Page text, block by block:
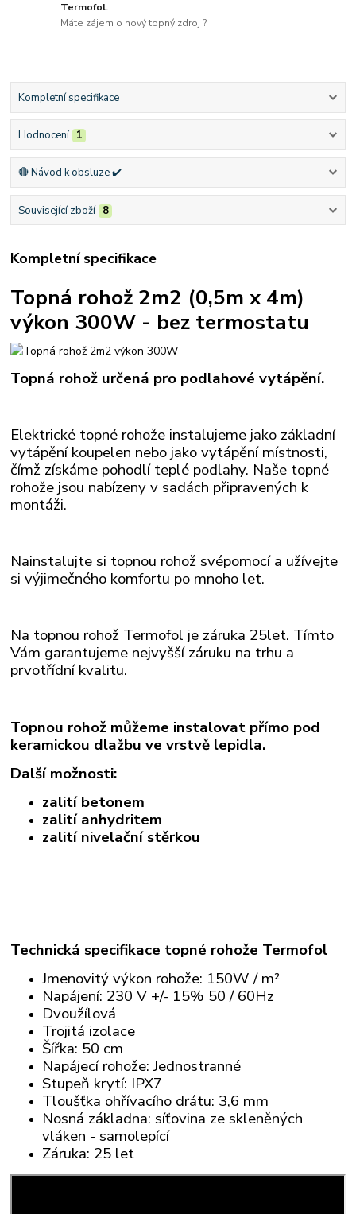
Termofol.
Máte zájem o nový topný zdroj ?
Kompletní specifikace
Hodnocení 1
🔴 Návod k obsluze ✔️
Související zboží 8
Kompletní specifikace
Topná rohož 2m2 (0,5m x 4m)
výkon 300W - bez termostatu
Topná rohož určená pro podlahové vytápění.
Elektrické topné rohože instalujeme jako základní
vytápění koupelen nebo jako vytápění místnosti,
čímž získáme pohodlí teplé podlahy. Naše topné
rohože jsou nabízeny v sadách připravených k
montáži.
Nainstalujte si topnou rohož svépomocí a užívejte
si výjimečného komfortu po mnoho let.
Na topnou rohož Termofol je záruka 25let. Tímto
Vám garantujeme nejvyšší záruku na trhu a
prvotřídní kvalitu.
Topnou rohož můžeme instalovat přímo pod
keramickou dlažbu ve vrstvě lepidla.
Další možnosti:
zalití betonem
zalití anhydritem
zalití nivelační stěrkou
Technická specifikace topné rohože Termofol
Jmenovitý výkon rohože: 150W / m²
Napájení: 230 V +/- 15% 50 / 60Hz
Dvoužílová
Trojitá izolace
Šířka: 50 cm
Napájecí rohože: Jednostranné
Stupeň krytí: IPX7
Tloušťka ohřívacího drátu: 3,6 mm
Nosná základna: síťovina ze skleněných
vláken - samolepící
Záruka: 25 let